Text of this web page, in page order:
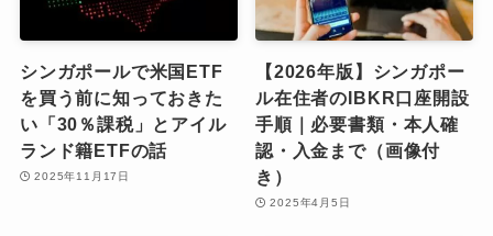
シンガポールで米国ETF
を買う前に知っておきた
い「30％課税」とアイル
ランド籍ETFの話
2025年11月17日
【2026年版】シンガポー
ル在住者のIBKR口座開設
手順｜必要書類・本人確
認・入金まで（画像付
き）
2025年4月5日